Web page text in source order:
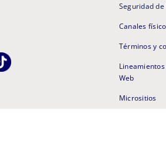
Seguridad
Canales
Términos y
Web
Micrositios